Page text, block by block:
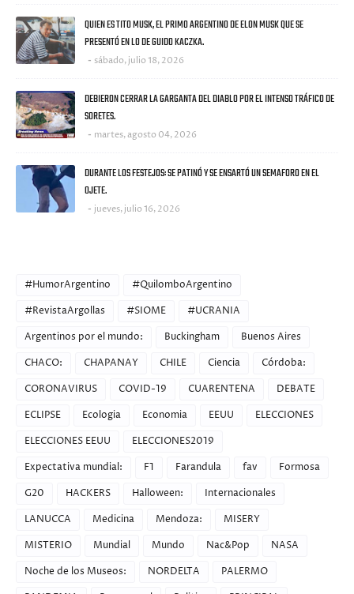
QUIEN ES TITO MUSK, EL PRIMO ARGENTINO DE ELON MUSK QUE SE
PRESENTÓ EN LO DE GUIDO KACZKA.
sábado, julio 18, 2026
DEBIERON CERRAR LA GARGANTA DEL DIABLO POR EL INTENSO TRÁFICO DE
SORETES.
martes, agosto 04, 2026
DURANTE LOS FESTEJOS: SE PATINÓ Y SE ENSARTÓ UN SEMAFORO EN EL
OJETE.
jueves, julio 16, 2026
#HumorArgentino
#QuilomboArgentino
#RevistaArgollas
#SIOME
#UCRANIA
Argentinos por el mundo:
Buckingham
Buenos Aires
CHACO:
CHAPANAY CHILE Ciencia
Córdoba:
CORONAVIRUS
COVID-19 CUARENTENA
DEBATE
ECLIPSE
Ecologia Economia EEUU
ELECCIONES
ELECCIONES EEUU
ELECCIONES2019
Expectativa mundial:
F1 Farandula fav
Formosa
G20
HACKERS Halloween:
Internacionales
LANUCCA
Medicina Mendoza:
MISERY
MISTERIO
Mundial Mundo Nac&Pop
NASA
Noche de los Museos:
NORDELTA
PALERMO